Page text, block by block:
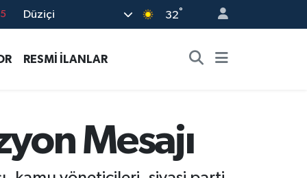
Düziçi 32°
RESMİ İLANLAR
Mesajı